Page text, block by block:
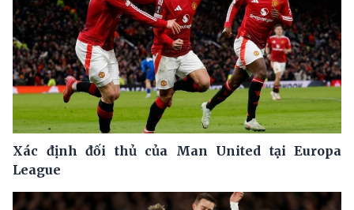
Xác định đối thủ của Man United tại Europa
League